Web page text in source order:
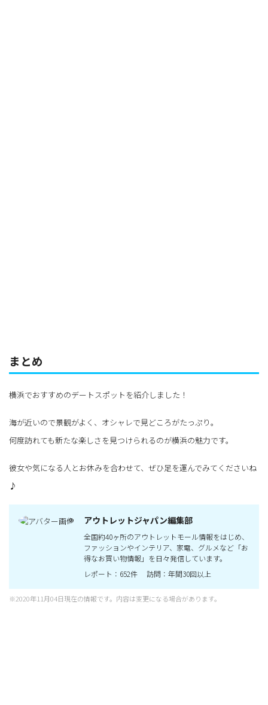
まとめ
横浜でおすすめのデートスポットを紹介しました！
海が近いので景観がよく、オシャレで見どころがたっぷり。
何度訪れても新たな楽しさを見つけられるのが横浜の魅力です。
彼女や気になる人とお休みを合わせて、ぜひ足を運んでみてくださいね
♪
アウトレットジャパン編集部
全国約40ヶ所のアウトレットモール情報をはじめ、
ファッションやインテリア、家電、グルメなど「お
得なお買い物情報」を日々発信しています。
レポート：652件 訪問：年間30回以上
※2020年11月04日現在の情報です。内容は変更になる場合があります。